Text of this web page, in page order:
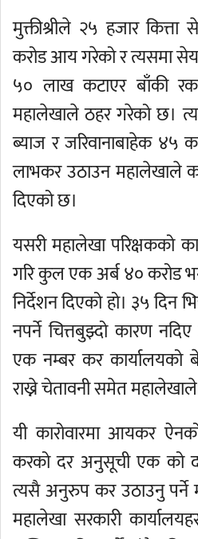
मुक्तीश्रीले २५ हजार
करोड आय गरेको र त्यसमा
५० लाख कटाएर बाँकी
महालेखाले ठहर गरेको छ।
ब्याज र जरिवानाबाहेक ४५
लाभकर उठाउन महालेखाले
दिएको छ।
यसरी महालेखा परिक्षकको
गरि कुल एक अर्ब ४० करोड
निर्देशन दिएको हो। ३५ दिन
नपर्ने चित्तबुझ्दो कारण
एक नम्बर कर
राख्ने चेतावनी समेत
यी कारोवारमा आयकर
करको दर अनुसूची एक को
त्यसै अनुरुप कर उठाउनु
महालेखा सरकारी